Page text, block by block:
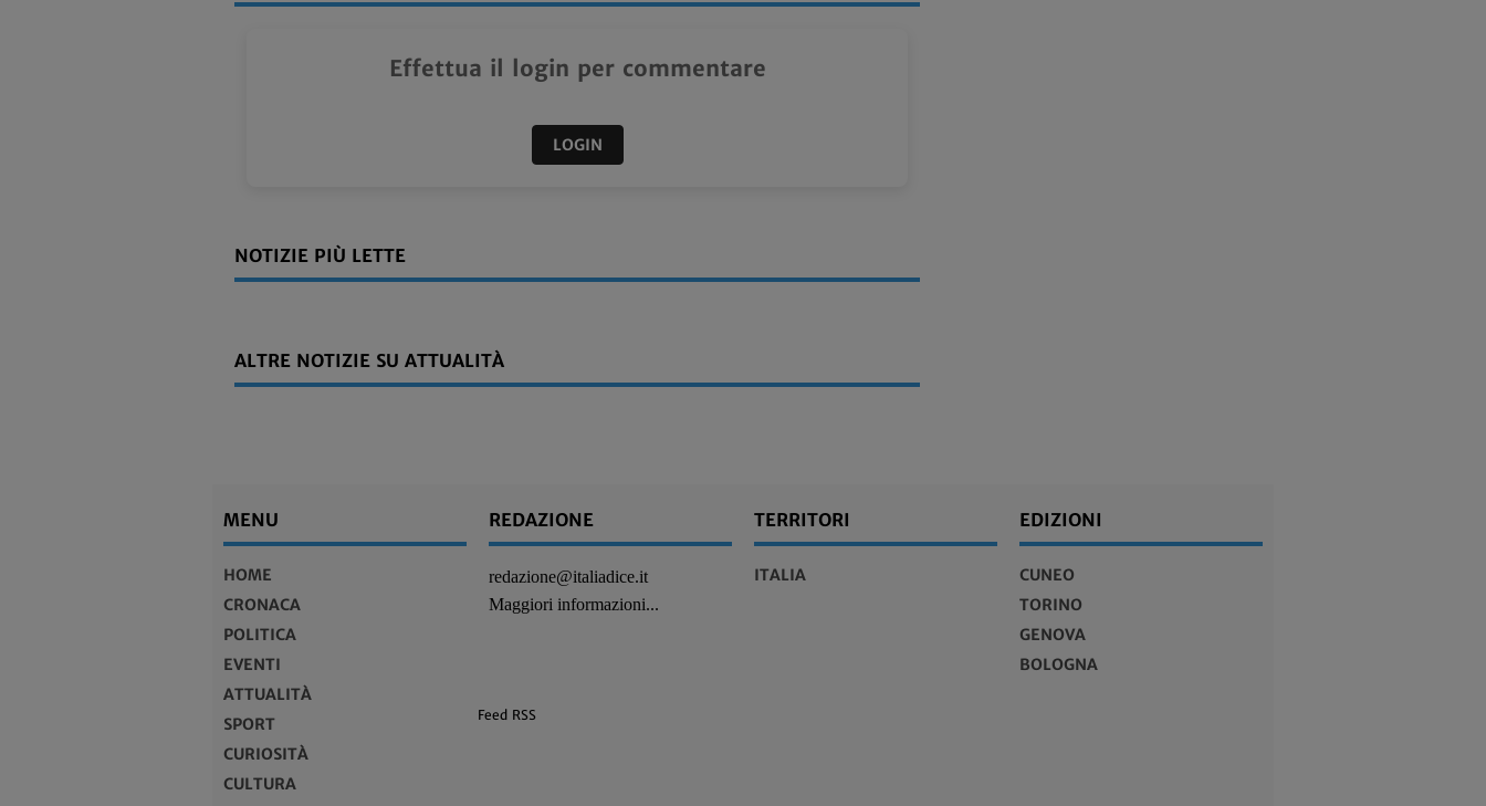
Effettua il login per commentare
LOGIN
NOTIZIE PIÙ LETTE
ALTRE NOTIZIE SU ATTUALITÀ
MENU
HOME
CRONACA
POLITICA
EVENTI
ATTUALITÀ
SPORT
CURIOSITÀ
CULTURA
REDAZIONE
redazione@italiadice.it
Maggiori informazioni...
TERRITORI
ITALIA
EDIZIONI
CUNEO
TORINO
GENOVA
BOLOGNA
Feed RSS